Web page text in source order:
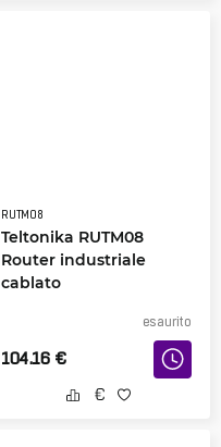
RUTM08
Teltonika RUTM08
Router industriale
cablato
esaurito
104.16 €